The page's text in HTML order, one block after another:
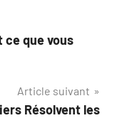
ce que vous
Article suivant
Résolvent les